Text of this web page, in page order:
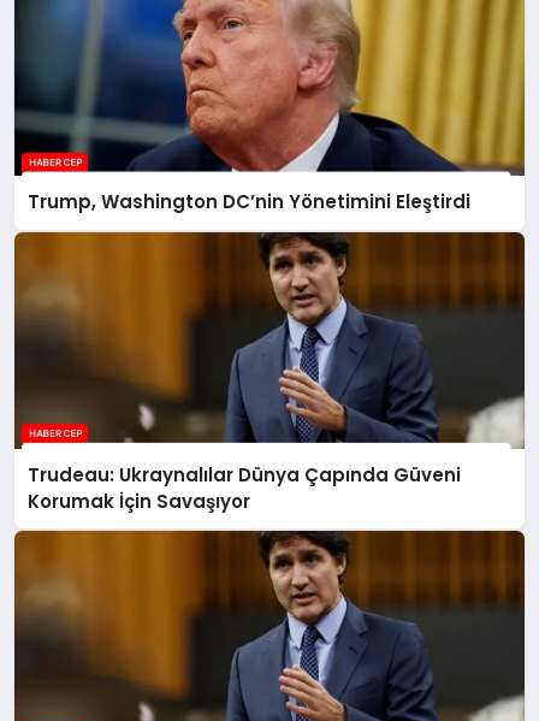
Trump, Washington DC’nin Yönetimini Eleştirdi
Trudeau: Ukraynalılar Dünya Çapında Güveni
Korumak İçin Savaşıyor